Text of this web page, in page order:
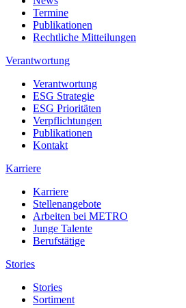
Termine
Publikationen
Rechtliche Mitteilungen
Verantwortung
Verantwortung
ESG Strategie
ESG Prioritäten
Verpflichtungen
Publikationen
Kontakt
Karriere
Karriere
Stellenangebote
Arbeiten bei METRO
Junge Talente
Berufstätige
Stories
Stories
Sortiment